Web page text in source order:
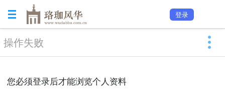
登录
操作失败
您必须登录后才能浏览个人资料